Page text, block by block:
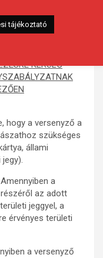
KERÜLŐ
hogy a versenyző a
szükséges
állami
Amennyiben a
az adott
jeggyel, a
érvényes területi
a versenyző
tájékoztató